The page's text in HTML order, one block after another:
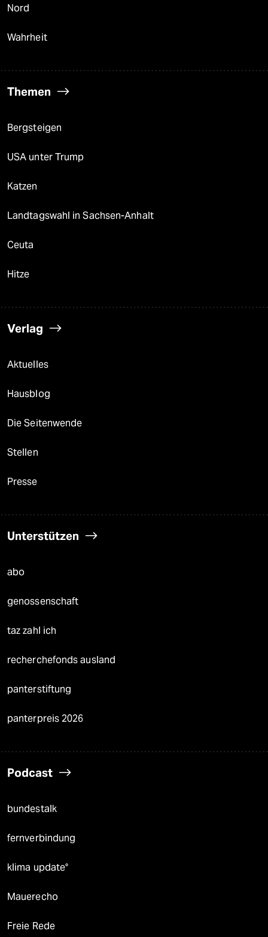
Nord
Wahrheit
Themen
Bergsteigen
USA unter Trump
Katzen
Landtagswahl in Sachsen-Anhalt
Ceuta
Hitze
Verlag
Aktuelles
Hausblog
Die Seitenwende
Stellen
Presse
Unterstützen
abo
genossenschaft
taz zahl ich
recherchefonds ausland
panterstiftung
panterpreis 2026
Podcast
bundestalk
fernverbindung
klima update°
Mauerecho
Freie Rede